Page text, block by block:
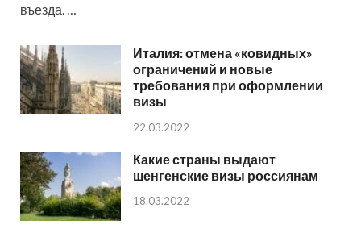
въезда. …
Италия: отмена «ковидных»
ограничений и новые
требования при оформлении
визы
22.03.2022
Какие страны выдают
шенгенские визы россиянам
18.03.2022